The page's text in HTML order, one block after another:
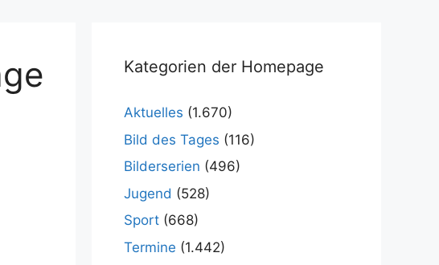
Kategorien der Homepage
Aktuelles (1.670)
Bild des Tages (116)
Bilderserien (496)
Jugend (528)
Sport (668)
Termine (1.442)